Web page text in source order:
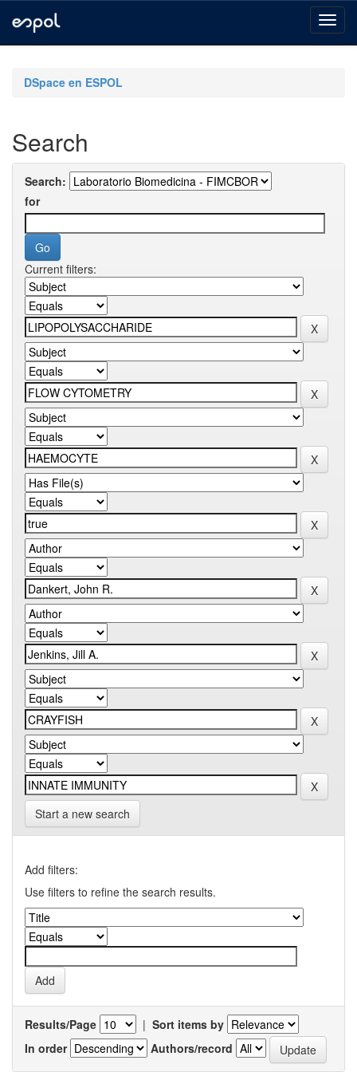
navigationDSpace en ESPOL
Search
Search:
for
Current filters:
Start a new search
Add filters:
Use filters to refine the search results.
Results/Page | Sort items by
In order
Authors/record